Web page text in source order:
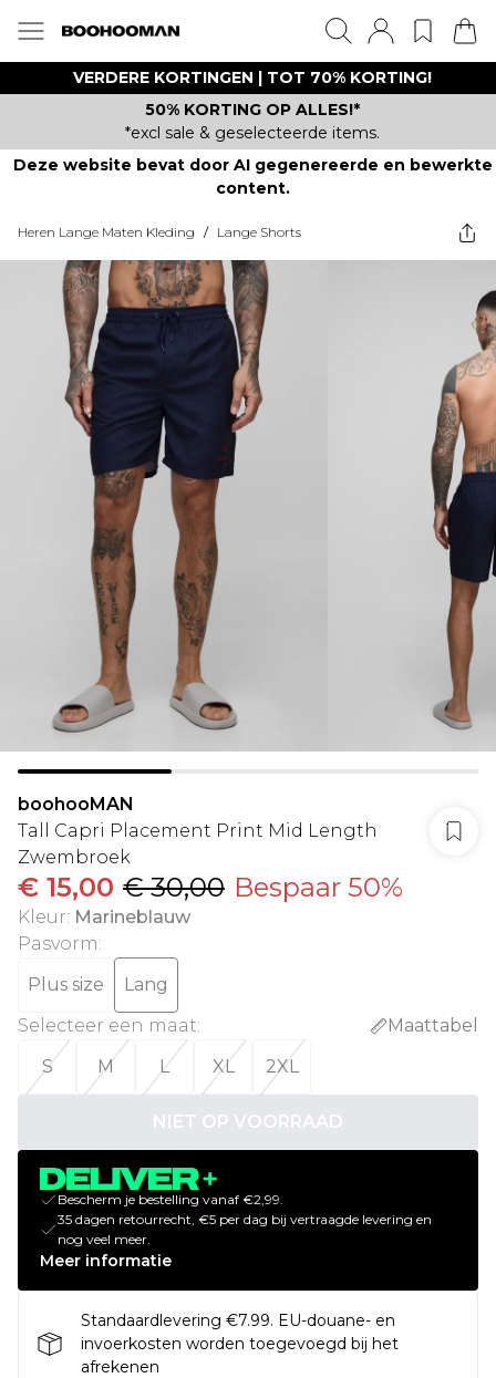
VERDERE KORTINGEN | TOT 70% KORTING!
50% KORTING OP ALLES!*
*excl sale & geselecteerde items.
Deze website bevat door AI gegenereerde en bewerkte
content.
Heren Lange Maten Kleding / Lange Shorts
boohooMAN
Tall Capri Placement Print Mid Length
Zwembroek
€ 15,00 € 30,00 Bespaar 50%
Kleur: Marineblauw
Pasvorm:
Plus size
Lang
Selecteer een maat:
Maattabel
S
M L XL 2XL
NIET OP VOORRAAD
Bescherm je bestelling vanaf €2,99.
35 dagen retourrecht, €5 per dag bij vertraagde levering en
nog veel meer.
Meer informatie
Standaardlevering €7.99. EU-douane- en
invoerkosten worden toegevoegd bij het
afrekenen